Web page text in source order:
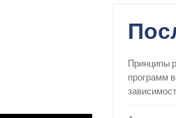
Принципы
программ